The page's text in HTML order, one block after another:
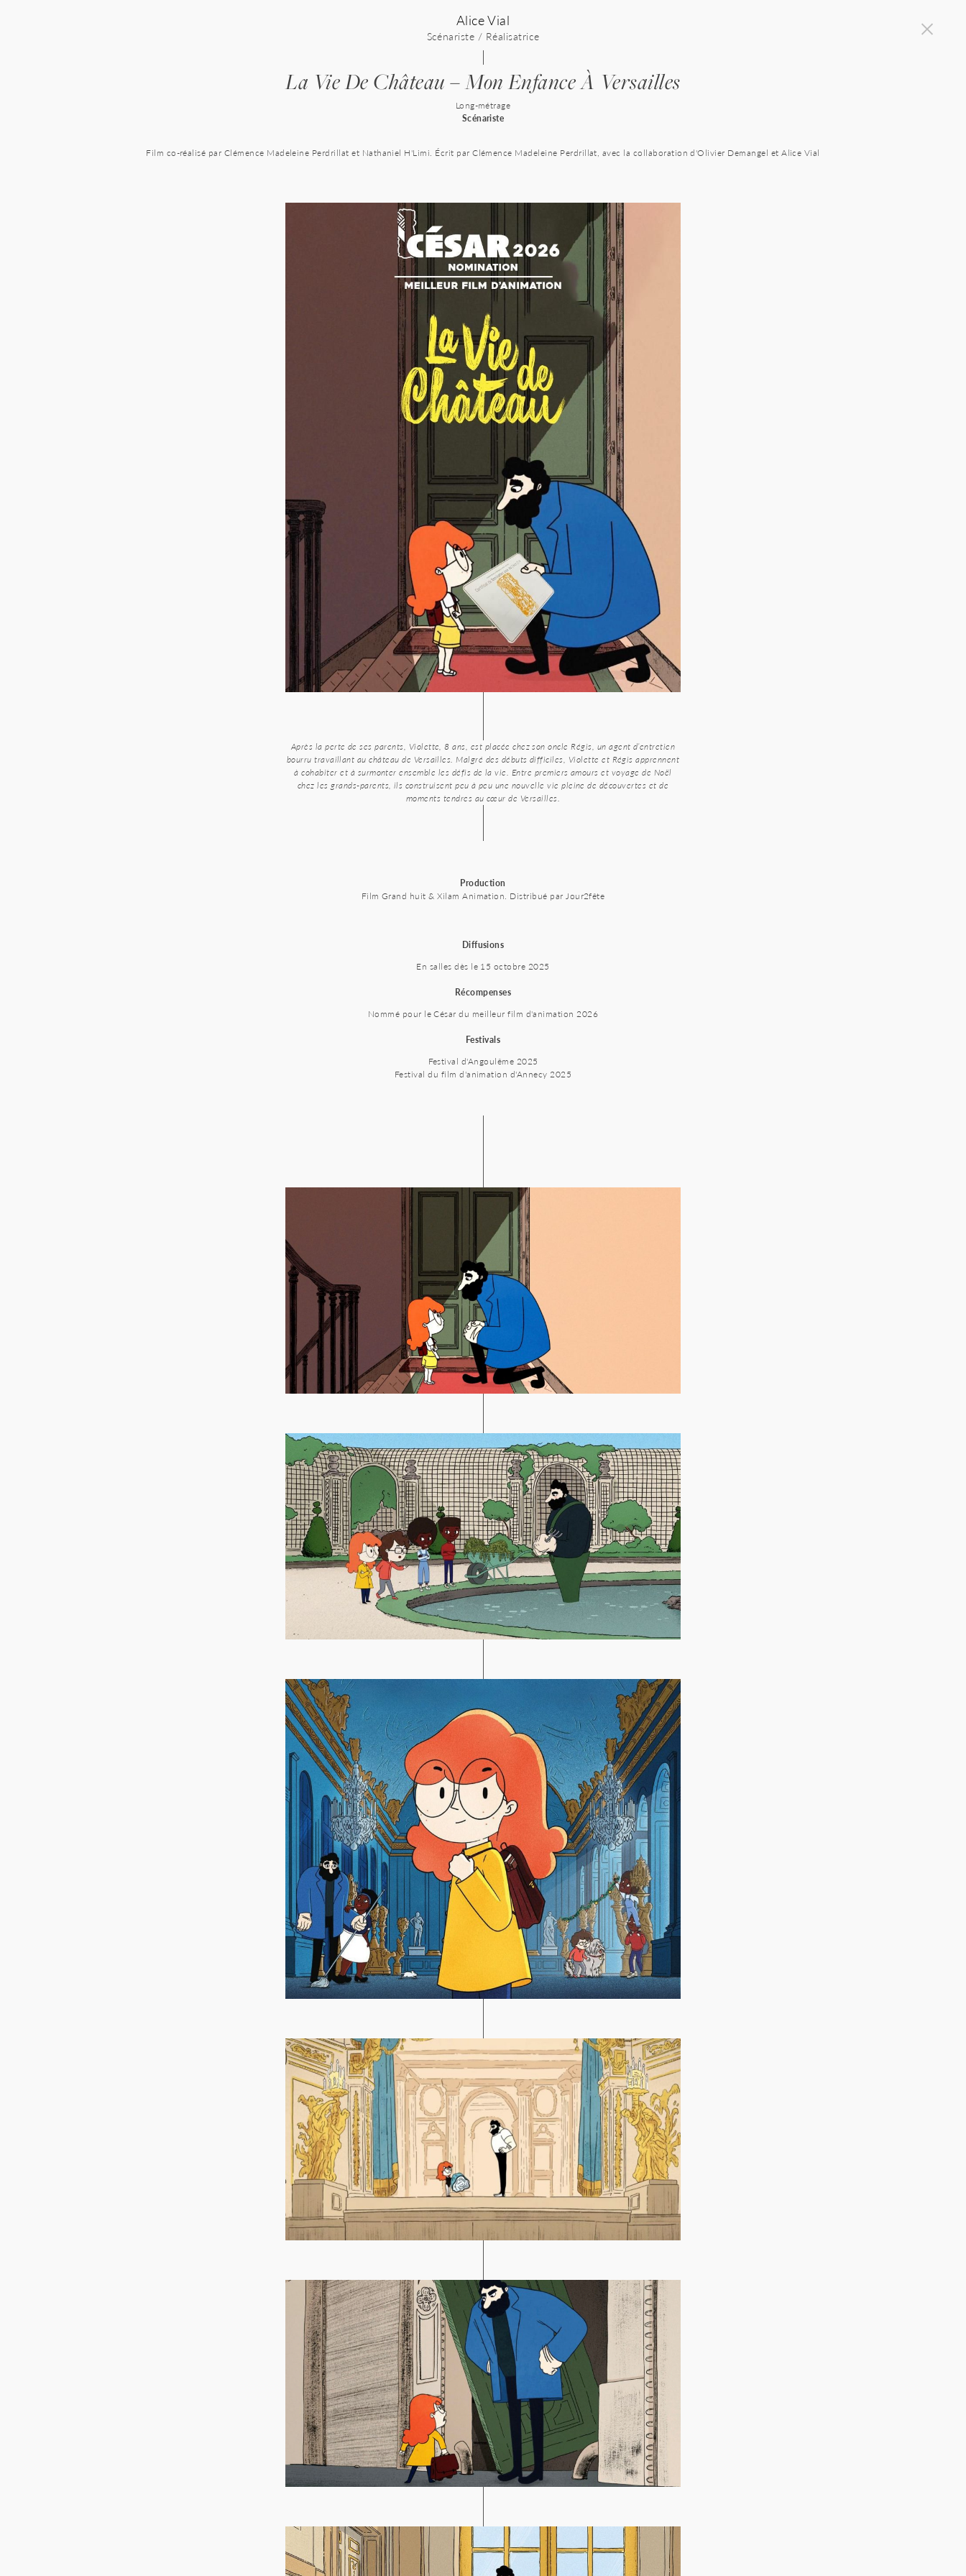
Alice Vial
Scénariste / Réalisatrice
La Vie De Château – Mon Enfance À Versailles
Long-métrage
Scénariste
Film co-réalisé par Clémence Madeleine Perdrillat et Nathaniel H'Limi. Écrit par Clémence Madeleine Perdrillat, avec la collaboration d'Olivier Demangel et Alice Vial
Après la perte de ses parents, Violette, 8 ans, est placée chez son oncle Régis, un agent d’entretien
bourru travaillant au château de Versailles. Malgré des débuts difficiles, Violette et Régis apprennent
à cohabiter et à surmonter ensemble les défis de la vie. Entre premiers amours et voyage de Noël
chez les grands-parents, ils construisent peu à peu une nouvelle vie pleine de découvertes et de
moments tendres au cœur de Versailles.
Production
Film Grand huit & Xilam Animation. Distribué par Jour2fête
Diffusions
En salles dès le 15 octobre 2025
Récompenses
Nommé pour le César du meilleur film d'animation 2026
Festivals
Festival d'Angoulême 2025
Festival du film d'animation d'Annecy 2025